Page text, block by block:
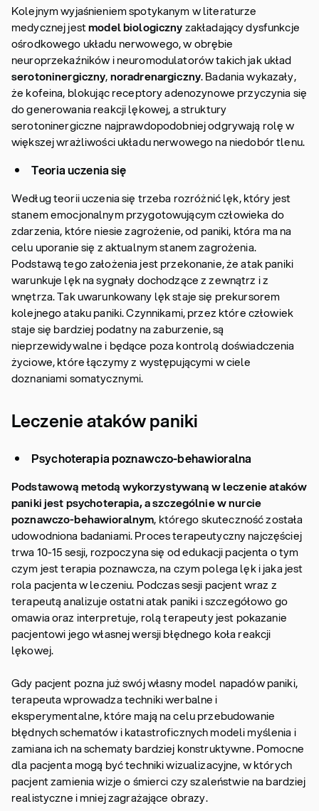
Kolejnym wyjaśnieniem spotykanym w literaturze
medycznej jestmodel biologicznyzakładający dysfunkcje
ośrodkowego układu nerwowego, w obrębie
neuroprzekaźników i neuromodulatorów takich jak układ
serotoninergiczny,noradrenargiczny. Badania wykazały,
że kofeina, blokując receptory adenozynowe przyczynia się
do generowania reakcji lękowej, a struktury
serotoninergiczne najprawdopodobniej odgrywają rolę w
większej wrażliwości układu nerwowego na niedobór tlenu.
Teoria uczenia się
Według teorii uczenia się trzeba rozróżnić lęk, który jest
stanem emocjonalnym przygotowującym człowieka do
zdarzenia, które niesie zagrożenie, od paniki, która ma na
celu uporanie się z aktualnym stanem zagrożenia.
Podstawą tego założenia jest przekonanie, że atak paniki
warunkuje lęk na sygnały dochodzące z zewnątrz i z
wnętrza. Tak uwarunkowany lęk staje się prekursorem
kolejnego ataku paniki. Czynnikami, przez które człowiek
staje się bardziej podatny na zaburzenie, są
nieprzewidywalne i będące poza kontrolą doświadczenia
życiowe, które łączymy z występującymi w ciele
doznaniami somatycznymi.
Leczenie ataków paniki
Psychoterapia poznawczo-behawioralna
Podstawową metodą wykorzystywaną w leczenie ataków
paniki jest psychoterapia, a szczególnie w nurcie
poznawczo-behawioralnym, którego skuteczność została
udowodniona badaniami. Proces terapeutyczny najczęściej
trwa 10-15 sesji, rozpoczyna się od edukacji pacjenta o tym
czym jest terapia poznawcza, na czym polega lęk i jaka jest
rola pacjenta w leczeniu. Podczas sesji pacjent wraz z
terapeutą analizuje ostatni atak paniki i szczegółowo go
omawia oraz interpretuje, rolą terapeuty jest pokazanie
pacjentowi jego własnej wersji błędnego koła reakcji
lękowej.
Gdy pacjent pozna już swój własny model napadów paniki,
terapeuta wprowadza techniki werbalne i
eksperymentalne, które mają na celu przebudowanie
błędnych schematów i katastroficznych modeli myślenia i
zamiana ich na schematy bardziej konstruktywne. Pomocne
dla pacjenta mogą być techniki wizualizacyjne, w których
pacjent zamienia wizje o śmierci czy szaleństwie na bardziej
realistyczne i mniej zagrażające obrazy.